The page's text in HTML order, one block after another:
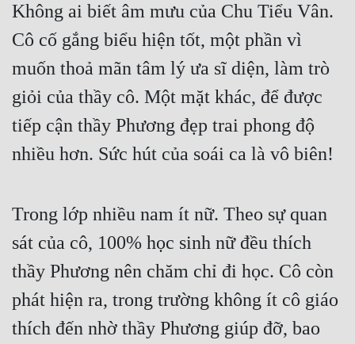
Không ai biết âm mưu của Chu Tiểu Vân.
Cô cố gắng biểu hiện tốt, một phần vì
muốn thoả mãn tâm lý ưa sĩ diện, làm trò
giỏi của thầy cô. Một mặt khác, để được
tiếp cận thầy Phương đẹp trai phong độ
nhiều hơn. Sức hút của soái ca là vô biên!
Trong lớp nhiều nam ít nữ. Theo sự quan
sát của cô, 100% học sinh nữ đều thích
thầy Phương nên chăm chỉ đi học. Cô còn
phát hiện ra, trong trường không ít cô giáo
thích đến nhờ thầy Phương giúp đỡ, bao